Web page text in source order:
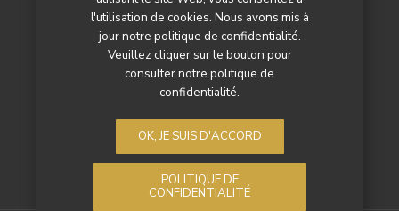
l'utilisation de cookies. Nous avons mis à
jour notre politique de confidentialité.
Veuillez cliquer sur le bouton pour
consulter notre politique de
confidentialité.
OK, JE SUIS D'ACCORD
POLITIQUE DE
CONFIDENTIALITÉ
Contactez-nous
Mentions légales
Politique de confidentialité